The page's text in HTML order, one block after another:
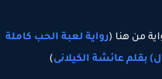
من هنا (رواية لعبة الحب كاملة
عائشة الكيلانى)